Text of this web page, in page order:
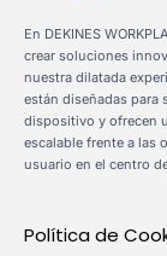
En DEKINES
crear soluciones
nuestra dilatada
están diseñadas para
dispositivo y ofrecen
escalable frente a las
usuario en el centro
Política de